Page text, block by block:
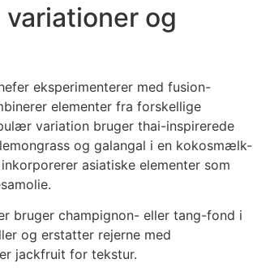
og
eksperimenterer med fusion-
elementer fra forskellige
variation bruger thai-inspirerede
og galangal i en kokosmælk-
asiatiske elementer som
bruger champignon- eller tang-fond i
og erstatter rejerne med
jackfruit for tekstur.